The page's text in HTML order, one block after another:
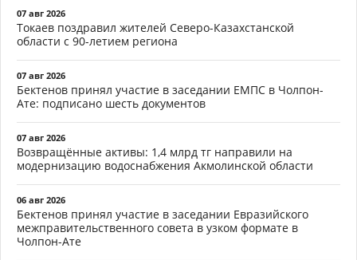
07 авг 2026
Токаев поздравил жителей Северо-Казахстанской
области с 90-летием региона
07 авг 2026
Бектенов принял участие в заседании ЕМПС в Чолпон-
Ате: подписано шесть документов
07 авг 2026
Возвращённые активы: 1,4 млрд тг направили на
модернизацию водоснабжения Акмолинской области
06 авг 2026
Бектенов принял участие в заседании Евразийского
межправительственного совета в узком формате в
Чолпон-Ате